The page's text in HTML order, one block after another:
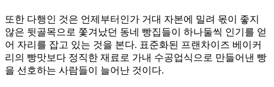
또한 다행인 것은 언제부터인가 거대 자본에 밀려 몫이 좋지
않은 뒷골목으로 쫓겨났던 동네 빵집들이 하나둘씩 인기를 얻
어 자리를 잡고 있는 것을 본다. 표준화된 프랜차이즈 베이커
리의 빵맛보다 정직한 재료로 가내 수공업식으로 만들어낸 빵
을 선호하는 사람들이 늘어난 것이다.